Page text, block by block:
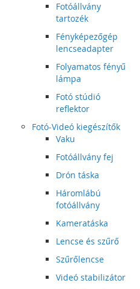
Fotóállvány
tartozék
Fényképezőgép
lencseadapter
Folyamatos fényű
lámpa
Fotó stúdió
reflektor
Fotó-Videó kiegészítők
Vaku
Fotóállvány fej
Drón táska
Háromlábú
fotóállvány
Kameratáska
Lencse és szűrő
Szűrőlencse
Videó stabilizátor